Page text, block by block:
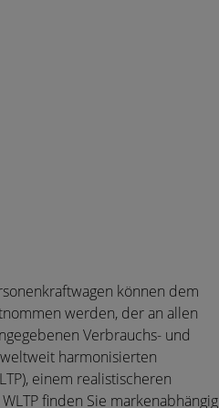
können dem
werden, der an allen
Verbrauchs- und
harmonisierten
einem realistischeren
finden Sie markenabhängig